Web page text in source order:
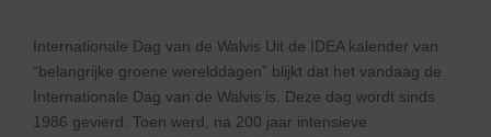
Internationale Dag van de Walvis Uit de IDEA kalender van
“belangrijke groene werelddagen” blijkt dat het vandaag de
Internationale Dag van de Walvis is. Deze dag wordt sinds
1986 gevierd. Toen werd, na 200 jaar intensieve